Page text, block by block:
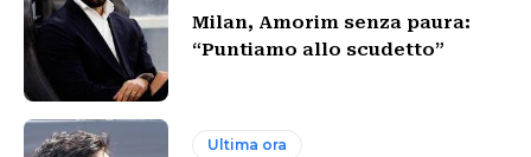
Milan, Amorim senza paura:
“Puntiamo allo scudetto”
Ultima ora